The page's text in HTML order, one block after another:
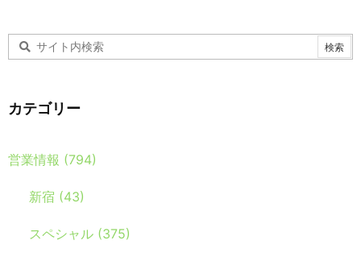
カテゴリー
営業情報 (794)
新宿 (43)
スペシャル (375)